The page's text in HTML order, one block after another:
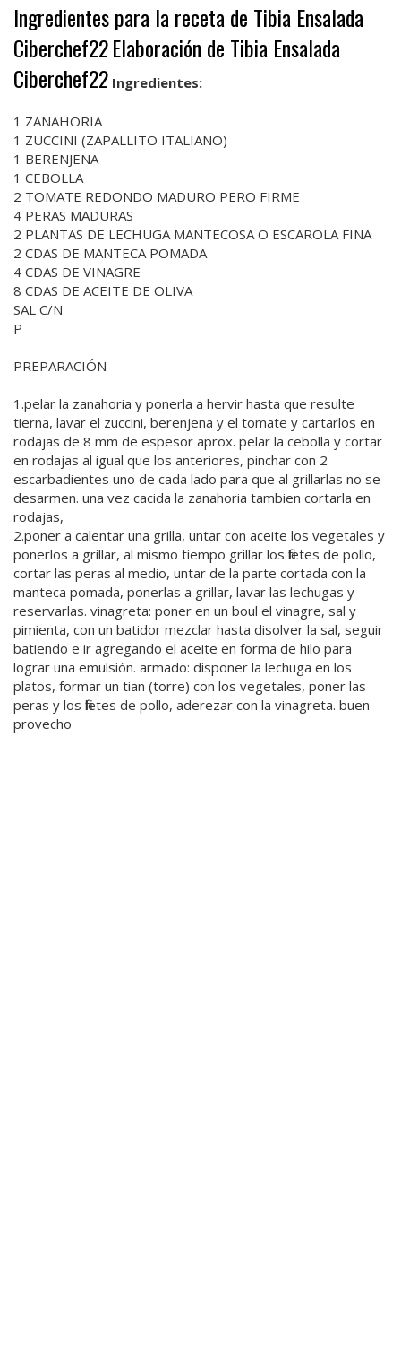
Ingredientes para la receta de Tibia Ensalada
Ciberchef22Elaboración de Tibia Ensalada
Ciberchef22 Ingredientes:
1 ZANAHORIA
1 ZUCCINI (ZAPALLITO ITALIANO)
1 BERENJENA
1 CEBOLLA
2 TOMATE REDONDO MADURO PERO FIRME
4 PERAS MADURAS
2 PLANTAS DE LECHUGA MANTECOSA O ESCAROLA FINA
2 CDAS DE MANTECA POMADA
4 CDAS DE VINAGRE
8 CDAS DE ACEITE DE OLIVA
SAL C/N
P
PREPARACIÓN
1.pelar la zanahoria y ponerla a hervir hasta que resulte
tierna, lavar el zuccini, berenjena y el tomate y cartarlos en
rodajas de 8 mm de espesor aprox. pelar la cebolla y cortar
en rodajas al igual que los anteriores, pinchar con 2
escarbadientes uno de cada lado para que al grillarlas no se
desarmen. una vez cacida la zanahoria tambien cortarla en
rodajas,
2.poner a calentar una grilla, untar con aceite los vegetales y
ponerlos a grillar, al mismo tiempo grillar los filetes de pollo,
cortar las peras al medio, untar de la parte cortada con la
manteca pomada, ponerlas a grillar, lavar las lechugas y
reservarlas. vinagreta: poner en un boul el vinagre, sal y
pimienta, con un batidor mezclar hasta disolver la sal, seguir
batiendo e ir agregando el aceite en forma de hilo para
lograr una emulsión. armado: disponer la lechuga en los
platos, formar un tian (torre) con los vegetales, poner las
peras y los filetes de pollo, aderezar con la vinagreta. buen
provecho